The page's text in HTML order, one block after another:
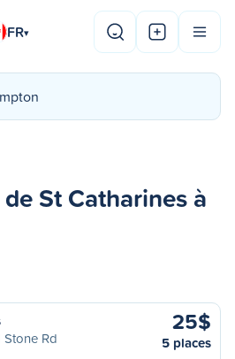
FR▾
St Catharines à
Rd
25$
5 places